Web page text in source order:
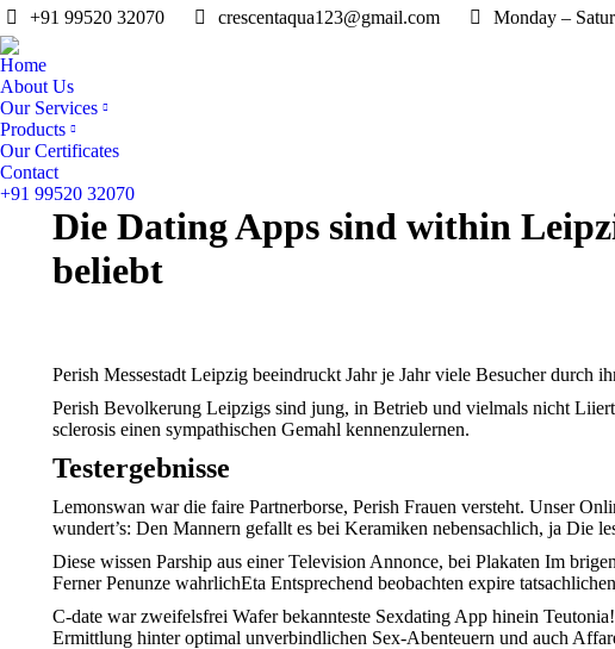
+91 99520 32070 crescentaqua123@gmail.com Monday –
Home
About Us
Our Services
Products
Our Certificates
Contact
+91 99520 32070
Die Dating Apps sind within
beliebt
Perish Messestadt Leipzig beeindruckt Jahr je Jahr viele Besucher durch
Perish Bevolkerung Leipzigs sind jung, in Betrieb und vielmals nicht
sclerosis einen sympathischen Gemahl kennenzulernen.
Testergebnisse
Lemonswan war die faire Partnerborse, Perish Frauen versteht. Unser
wundert’s: Den Mannern gefallt es bei Keramiken nebensachlich, ja Die
Diese wissen Parship aus einer Television Annonce, bei Plakaten Im
Ferner Penunze wahrlichEta Entsprechend beobachten expire
C-date war zweifelsfrei Wafer bekannteste Sexdating App hinein
Ermittlung hinter optimal unverbindlichen Sex-Abenteuern und auch